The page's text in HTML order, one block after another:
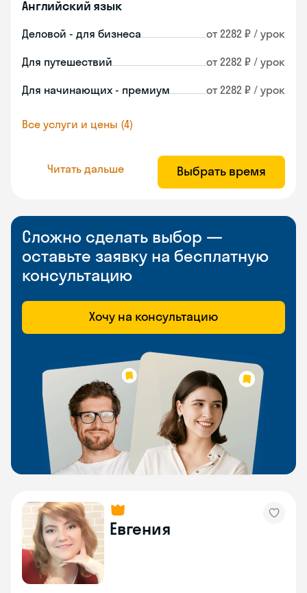
Английский язык
Деловой - для бизнеса от 2282 ₽ / урок
Для путешествий от 2282 ₽ / урок
Для начинающих - премиум от 2282 ₽ / урок
Все услуги и цены (4)
Читать дальше Выбрать время
Сложно сделать выбор —
оставьте заявку на бесплатную
консультацию
Хочу на консультацию
Евгения